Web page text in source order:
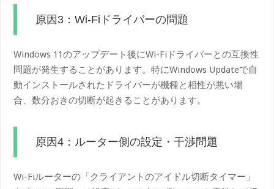
原因3：Wi-Fiドライバーの問題
Windows 11のアップデート後にWi-Fiドライバーとの互換性
問題が発生することがあります。特にWindows Updateで自
動インストールされたドライバーが機種と相性が悪い場
合、数分おきの切断が起きることがあります。
原因4：ルーター側の設定・干渉問題
Wi-Fiルーターの「クライアントのアイドル切断タイマー」